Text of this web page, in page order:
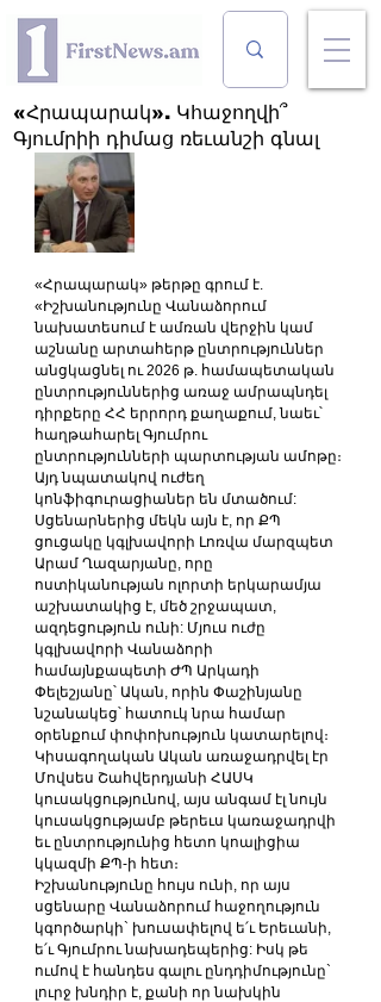
«Հրապարակ». Կհաջողվի՞
Գյումրիի դիմաց ռեւանշի գնալ
«Հրապարակ» թերթը գրում է.
«Իշխանությունը Վանաձորում
նախատեսում է ամռան վերջին կամ
աշնանը արտահերթ ընտրություններ
անցկացնել ու 2026 թ. համապետական
ընտրություններից առաջ ամրապնդել
դիրքերը ՀՀ երրորդ քաղաքում, նաեւ՝
հաղթահարել Գյումրու
ընտրությունների պարտության ամոթը։
Այդ նպատակով ուժեղ
կոնֆիգուրացիաներ են մտածում:
Սցենարներից մեկն այն է, որ ՔՊ
ցուցակը կգլխավորի Լոռվա մարզպետ
Արամ Ղազարյանը, որը
ոստիկանության ոլորտի երկարամյա
աշխատակից է, մեծ շրջապատ,
ազդեցություն ունի: Մյուս ուժը
կգլխավորի Վանաձորի
համայնքապետի ԺՊ Արկադի
Փելեշյանը՝ Ական, որին Փաշինյանը
նշանակեց՝ հատուկ նրա համար
օրենքում փոփոխություն կատարելով։
Կիսագողական Ական առաջադրվել էր
Մովսես Շահվերդյանի ՀԱՍԿ
կուսակցությունով, այս անգամ էլ նույն
կուսակցությամբ թերեւս կառաջադրվի
եւ ընտրությունից հետո կոալիցիա
կկազմի ՔՊ-ի հետ։
Իշխանությունը հույս ունի, որ այս
սցենարը Վանաձորում հաջողություն
կգործարկի` խուսափելով ե՛ւ Երեւանի,
ե՛ւ Գյումրու նախադեպերից: Իսկ թե
ումով է հանդես գալու ընդդիմությունը`
լուրջ խնդիր է, քանի որ նախկին